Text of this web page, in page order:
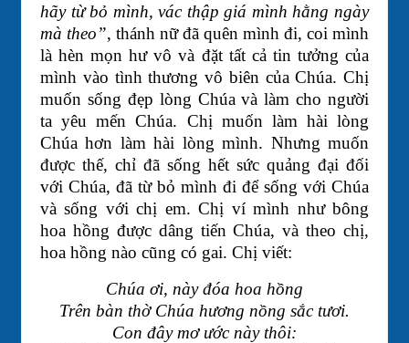
hãy từ bỏ mình, vác thập giá mình hằng ngày
mà theo”, thánh nữ đã quên mình đi, coi mình
là hèn mọn hư vô và đặt tất cả tin tưởng của
mình vào tình thương vô biên của Chúa. Chị
muốn sống đẹp lòng Chúa và làm cho người
ta yêu mến Chúa. Chị muốn làm hài lòng
Chúa hơn làm hài lòng mình. Nhưng muốn
được thế, chỉ đã sống hết sức quảng đại đối
với Chúa, đã từ bỏ mình đi để sống với Chúa
và sống với chị em. Chị ví mình như bông
hoa hồng được dâng tiến Chúa, và theo chị,
hoa hồng nào cũng có gai. Chị viết:
Chúa ơi, này đóa hoa hồng
Trên bàn thờ Chúa hương nồng sắc tươi.
Con đây mơ ước này thôi: